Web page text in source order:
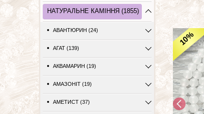
НАТУРАЛЬНЕ КАМІННЯ (1855)
АВАНТЮРИН (24)
АГАТ (139)
АКВАМАРИН (19)
АМАЗОНІТ (19)
АМЕТИСТ (37)
10%